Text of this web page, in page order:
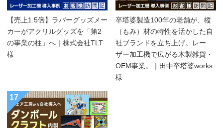
【売上1.5倍】ラバーグッズメー
カーがアクリルグッズを「第2
の事業の柱」へ｜株式会社TLT
様
卒塔婆製造100年の老舗が、樅
（もみ）材の特性を活かした自
社ブランドを立ち上げ。レー
ザー加工機で広がる木製雑貨・
OEM事業。｜田中卒塔婆works
様
17